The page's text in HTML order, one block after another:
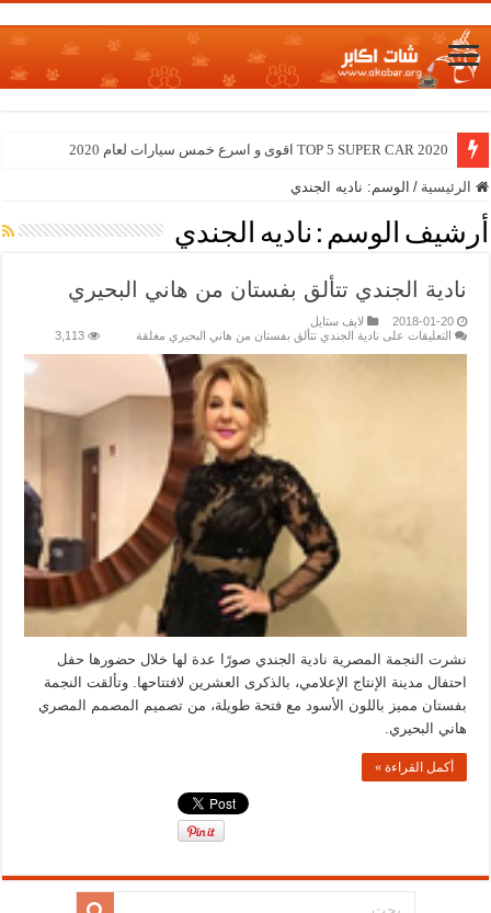
TOP 5 SUPER CAR 2020 اقوى و اسرع خمس سيارات لعام 2020
الرئيسية / الوسم: ناديه الجندي
أرشيف الوسم : ناديه الجندي
نادية الجندي تتألق بفستان من هاني البحيري
2018-01-20
لايف ستايل
التعليقات على نادية الجندي تتألق بفستان من هاني البحيري مغلقة 3,113
نشرت النجمة المصرية نادية الجندي صورًا عدة لها خلال حضورها حفل
احتفال مدينة الإنتاج الإعلامي، بالذكرى العشرين لافتتاحها. وتألقت النجمة
بفستان مميز باللون الأسود مع فتحة طويلة، من تصميم المصمم المصري
هاني البحيري.
أكمل القراءة »